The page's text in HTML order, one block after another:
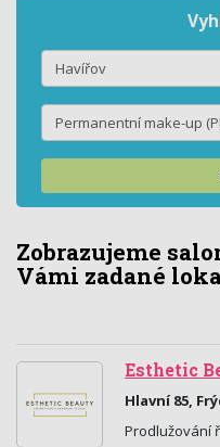
Zobrazujeme
Vámi zadané
Esthetic
Hlavní 85,
Prodlužování